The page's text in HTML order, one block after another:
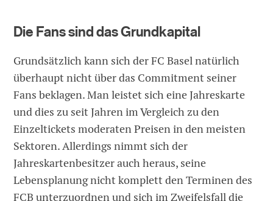
Die Fans sind das Grundkapital
Grundsätzlich kann sich der FC Basel natürlich
überhaupt nicht über das Commitment seiner
Fans beklagen. Man leistet sich eine Jahreskarte
und dies zu seit Jahren im Vergleich zu den
Einzeltickets moderaten Preisen in den meisten
Sektoren. Allerdings nimmt sich der
Jahreskartenbesitzer auch heraus, seine
Lebensplanung nicht komplett den Terminen des
FCB unterzuordnen und sich im Zweifelsfall die